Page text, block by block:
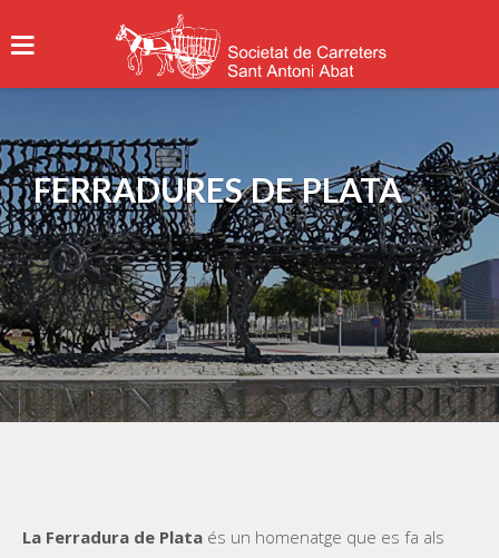
FERRADURES DE PLATA
La Ferradura de Plata és un homenatge que es fa als